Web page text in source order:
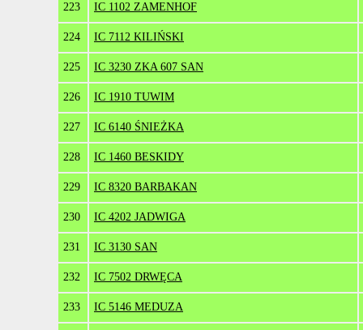
223 IC 1102 ZAMENHOF
224 IC 7112 KILIŃSKI
225 IC 3230 ZKA 607 SAN
226 IC 1910 TUWIM
227 IC 6140 ŚNIEŻKA
228 IC 1460 BESKIDY
229 IC 8320 BARBAKAN
230 IC 4202 JADWIGA
231 IC 3130 SAN
232 IC 7502 DRWĘCA
233 IC 5146 MEDUZA